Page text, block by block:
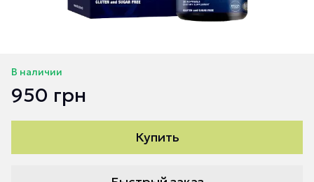
В наличии
950 грн
Купить